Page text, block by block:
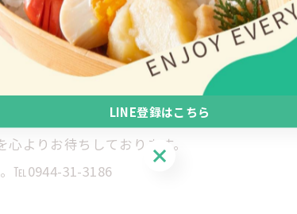
！
よりお待ちしております。
℡0944-31-3186
LINE登録はこちら
LINE登録はこちら